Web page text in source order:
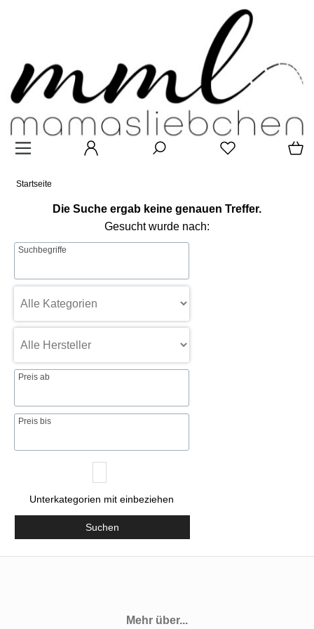
Startseite
Die Suche ergab keine genauen Treffer.
Gesucht wurde nach:
Suchbegriffe
Preis ab
Preis bis
Unterkategorien mit einbeziehen
Suchen
Mehr über...